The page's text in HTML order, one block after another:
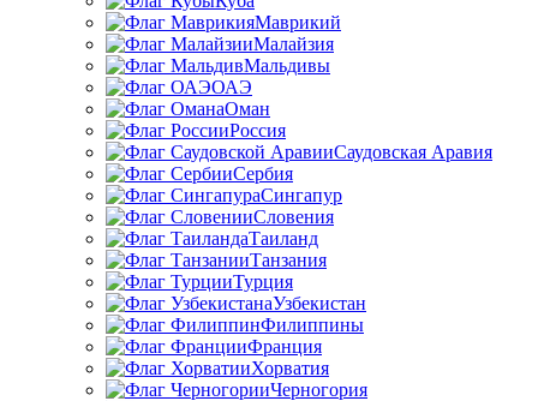
Маврикий
Малайзия
Мальдивы
ОАЭ
Оман
Россия
Саудовская Аравия
Сербия
Сингапур
Словения
Таиланд
Танзания
Турция
Узбекистан
Филиппины
Франция
Хорватия
Черногория